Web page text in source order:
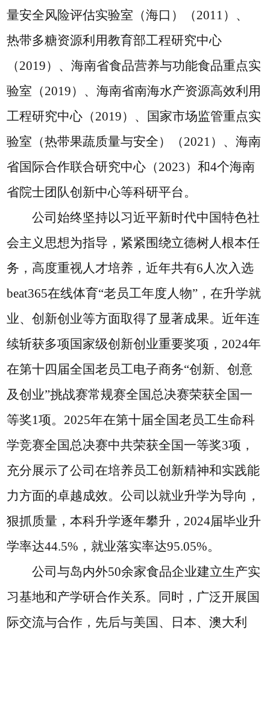
量安全风险评估实验室（海口）（2011）、
热带多糖资源利用教育部工程研究中心
（2019）、海南省食品营养与功能食品重点实
验室（2019）、海南省南海水产资源高效利用
工程研究中心（2019）、国家市场监管重点实
验室（热带果蔬质量与安全）（2021）、海南
省国际合作联合研究中心（2023）和4个海南
省院士团队创新中心等科研平台。
公司始终坚持以习近平新时代中国特色社
会主义思想为指导，紧紧围绕立德树人根本任
务，高度重视人才培养，近年共有6人次入选
beat365在线体育“老员工年度人物”，在升学就
业、创新创业等方面取得了显著成果。近年连
续斩获多项国家级创新创业重要奖项，2024年
在第十四届全国老员工电子商务“创新、创意
及创业”挑战赛常规赛全国总决赛荣获全国一
等奖1项。2025年在第十届全国老员工生命科
学竞赛全国总决赛中共荣获全国一等奖3项，
充分展示了公司在培养员工创新精神和实践能
力方面的卓越成效。公司以就业升学为导向，
狠抓质量，本科升学逐年攀升，2024届毕业升
学率达44.5%，就业落实率达95.05%。
公司与岛内外50余家食品企业建立生产实
习基地和产学研合作关系。同时，广泛开展国
际交流与合作，先后与美国、日本、澳大利